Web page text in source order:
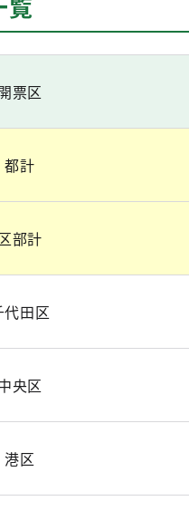
票区
都計
部計
代田区
央区
港区